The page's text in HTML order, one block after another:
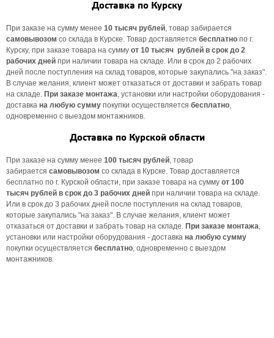
Доставка по Курску
При заказе на сумму менее 10 тысяч рублей, товар забирается
самовывозом со склада в Курске. Товар доставляется бесплатно по г.
Курску, при заказе товара на сумму от 10 тысяч рублей в срок до 2
рабочих дней при наличии товара на складе. Или в срок до 2 рабочих
дней после поступления на склад товаров, которые закупались "на заказ".
В случае желания, клиент может отказаться от доставки и забрать товар
на складе. При заказе монтажа, установки или настройки оборудования -
доставка на любую сумму покупки осуществляется бесплатно,
одновременно с выездом монтажников.
Доставка по Курской области
При заказе на сумму менее 100 тысяч рублей, товар
забирается самовывозом со склада в Курске. Товар доставляется
бесплатно по г. Курской области, при заказе товара на сумму от 100
тысяч рублей в срок до 3 рабочих дней при наличии товара на складе.
Или в срок до 3 рабочих дней после поступления на склад товаров,
которые закупались "на заказ". В случае желания, клиент может
отказаться от доставки и забрать товар на складе. При заказе монтажа,
установки или настройки оборудования - доставка на любую сумму
покупки осуществляется бесплатно, одновременно с выездом
монтажников.